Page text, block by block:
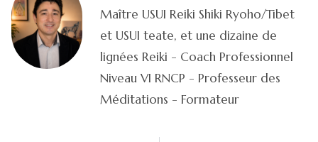
Maître USUI Reiki Shiki Ryoho/Tibet
et USUI teate, et une dizaine de
lignées Reiki - Coach Professionnel
Niveau VI RNCP - Professeur des
Méditations - Formateur